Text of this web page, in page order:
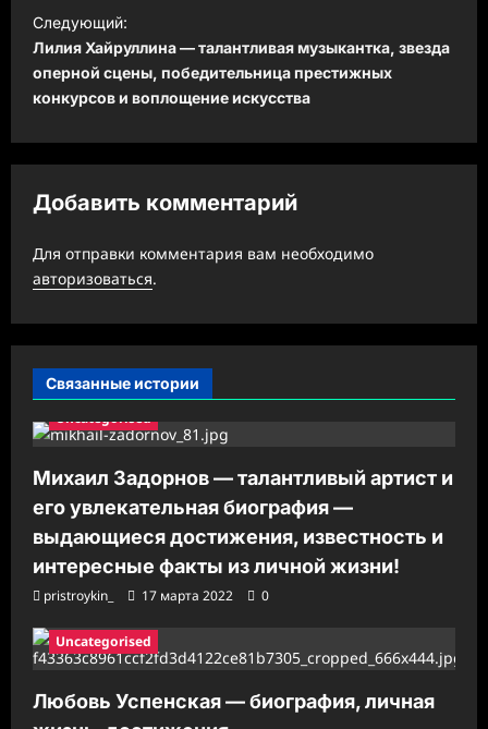
и
г
а
я
з
а
п
и
Следующий:
Лилия Хайруллина — талантливая музыкантка, звезда
оперной сцены, победительница престижных
конкурсов и воплощение искусства
Добавить комментарий
Для отправки комментария вам необходимо
авторизоваться.
Связанные истории
Uncategorised
Михаил Задорнов — талантливый артист и
его увлекательная биография —
выдающиеся достижения, известность и
интересные факты из личной жизни!
pristroykin_ 17 марта 2022 0
Uncategorised
Любовь Успенская — биография, личная